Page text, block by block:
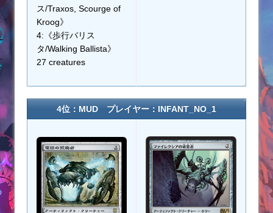
ス/Traxos, Scourge of
Kroog》
4:《歩行バリス
タ/Walking Ballista》
27 creatures
4位：MUD プレイヤー：INFANT_NO_1